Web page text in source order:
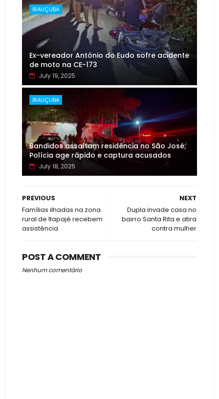
IRAUÇUBA
Ex-vereador Antônio do Eudo sofre acidente
de moto na CE-173
July 19, 2025
IRAUÇUBA
Bandidos assaltam residência no São José;
Polícia age rápido e captura acusados
July 18, 2025
NEXT
Dupla invade casa no
bairro Santa Rita e atira
contra mulher
PREVIOUS
Famílias ilhadas na zona
rural de Itapajé recebem
assistência
POST A COMMENT
Nenhum comentário